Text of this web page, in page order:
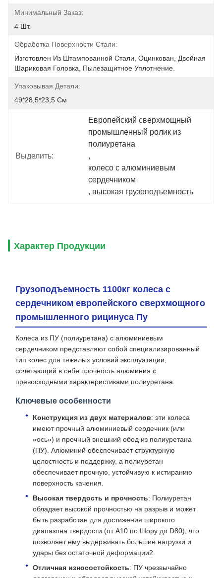
Минимальный Заказ:
4 Шт.
Обработка Поверхности Стали:
Изготовлен Из Штампованной Стали, Оцинкован, Двойная
Шариковая Головка, Пылезащитное Уплотнение.
Упаковывая Детали:
49*28,5*23,5 См
Выделить:
Европейский сверхмощный
промышленный ролик из
полиуретана
,
колесо с алюминиевым
сердечником
, высокая грузоподъемность
Характер Продукции
Грузоподъемность 1100кг колеса с
сердечником европейского сверхмощного
промышленного рицинуса Пу
Колеса из ПУ (полиуретана) с алюминиевым
сердечником представляют собой специализированный
тип колес для тяжелых условий эксплуатации,
сочетающий в себе прочность алюминия с
превосходными характеристиками полиуретана.
Ключевые особенности
Конструкция из двух материалов: эти колеса
имеют прочный алюминиевый сердечник (или
«ось») и прочный внешний обод из полиуретана
(ПУ). Алюминий обеспечивает структурную
целостность и поддержку, а полиуретан
обеспечивает прочную, устойчивую к истиранию
поверхность качения.
Высокая твердость и прочность: Полиуретан
обладает высокой прочностью на разрыв и может
быть разработан для достижения широкого
диапазона твердости (от А10 по Шору до D80), что
позволяет ему выдерживать большие нагрузки и
удары без остаточной деформации2.
Отличная износостойкость: ПУ чрезвычайно